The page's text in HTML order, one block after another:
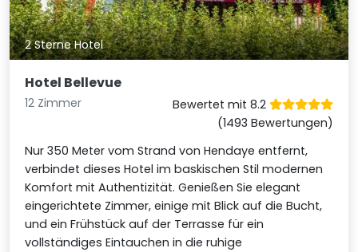
2 Sterne Hotel
Hotel Bellevue
12 Zimmer
Bewertet mit 8.2
(1493 Bewertungen)
Nur 350 Meter vom Strand von Hendaye entfernt,
verbindet dieses Hotel im baskischen Stil modernen
Komfort mit Authentizität. Genießen Sie elegant
eingerichtete Zimmer, einige mit Blick auf die Bucht,
und ein Frühstück auf der Terrasse für ein
vollständiges Eintauchen in die ruhige